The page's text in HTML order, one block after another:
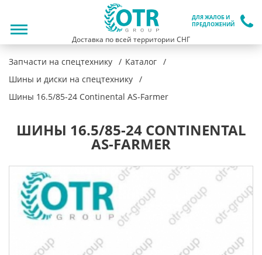
ДЛЯ ЖАЛОБ И
ПРЕДЛОЖЕНИЙ
Доставка по всей территории СНГ
Запчасти на спецтехнику
Каталог
Шины и диски на спецтехнику
Шины 16.5/85-24 Continental AS-Farmer
ШИНЫ 16.5/85-24 CONTINENTAL
AS-FARMER